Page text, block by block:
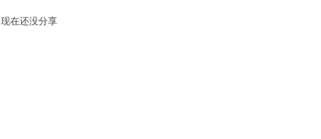
现在还没分享